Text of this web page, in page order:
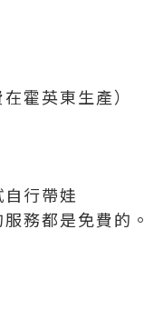
霍英東生產）
行帶娃
務都是免費的。